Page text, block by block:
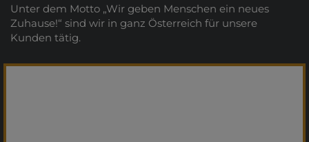
Unter dem Motto „Wir geben Menschen ein neues
Zuhause!“ sind wir in ganz Österreich für unsere
Kunden tätig.